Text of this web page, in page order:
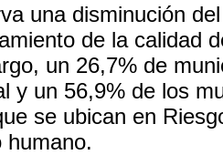
una disminución
de la calidad
un 26,7% de
y un 56,9% de los
se ubican en
humano.